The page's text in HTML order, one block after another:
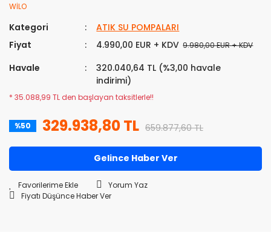
WİLO
Kategori
ATIK SU POMPALARI
Fiyat
4.990,00 EUR + KDV 9.980,00 EUR + KDV
Havale
320.040,64 TL (%3,00 havale
indirimi)
* 35.088,99 TL den başlayan taksitlerle!!
%50 329.938,80 TL 659.877,60 TL
Gelince Haber Ver
Yorum Yaz
Fiyatı Düşünce Haber Ver